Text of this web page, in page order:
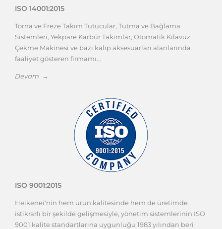
ISO 14001:2015
Torna ve Freze Takım Tutucular, Tutma ve Bağlama
Sistemleri, Yekpare Karbür Takımlar, Otomatik Kılavuz
Çekme Makinesi ve bazı kalıp aksesuarları alanlarında
faaliyet gösteren firmamı...
Devam →
ISO 9001:2015
Heikenei'nin hem ürün kalitesinde hem de üretimde
istikrarlı bir şekilde gelişmesiyle, yönetim sistemlerinin ISO
9001 kalite standartlarına uygunluğu 1983 yılından beri